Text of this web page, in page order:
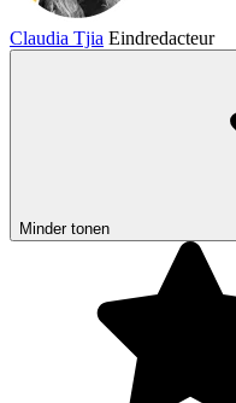
Claudia Tjia Eindredacteur
Minder tonen